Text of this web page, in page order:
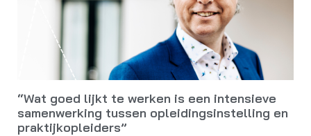
“Wat goed lijkt te werken is een intensieve
samenwerking tussen opleidingsinstelling en
praktijkopleiders”